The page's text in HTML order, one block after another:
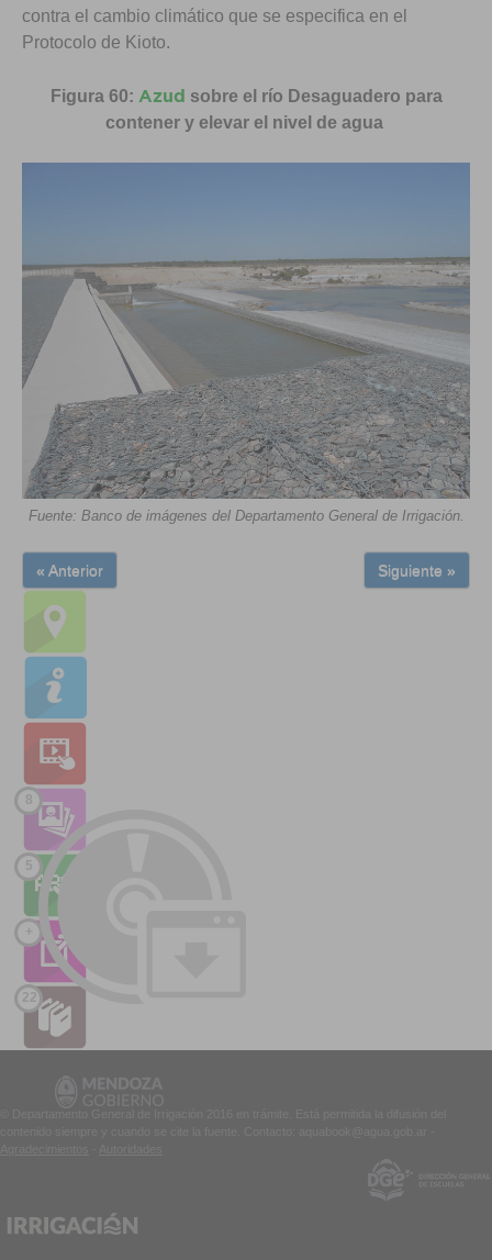
contra el cambio climático que se especifica en el
Protocolo de Kioto.
Figura 60: Azud sobre el río Desaguadero para
contener y elevar el nivel de agua
Fuente: Banco de imágenes del Departamento General de Irrigación.
« Anterior Siguiente »
8
5
+
22